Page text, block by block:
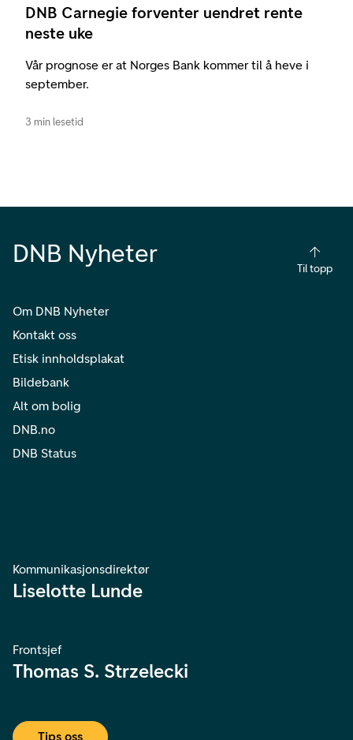
DNB Carnegie forventer uendret rente
neste uke
Vår prognose er at Norges Bank kommer til å heve i
september.
3 min lesetid
DNB Nyheter
Til topp
Om DNB Nyheter
Kontakt oss
Etisk innholdsplakat
Bildebank
Alt om bolig
DNB.no
DNB Status
Kommunikasjonsdirektør
Liselotte Lunde
Frontsjef
Thomas S. Strzelecki
Tips oss